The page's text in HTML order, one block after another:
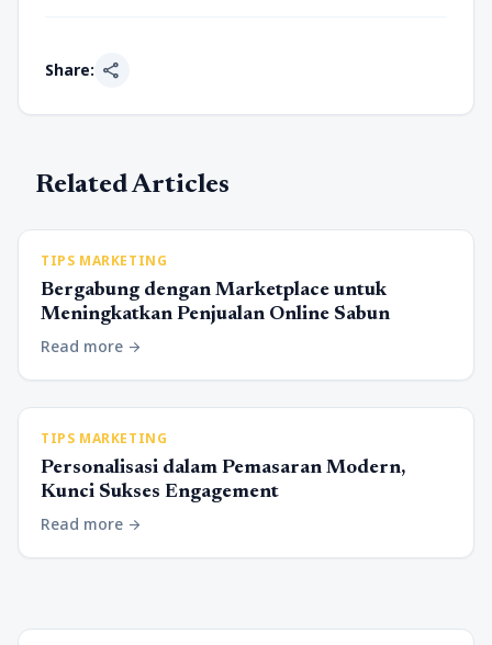
Share: share
Related Articles
TIPS MARKETING
Bergabung dengan Marketplace untuk
Meningkatkan Penjualan Online Sabun
Read more arrow_forward
TIPS MARKETING
Personalisasi dalam Pemasaran Modern,
Kunci Sukses Engagement
Read more arrow_forward